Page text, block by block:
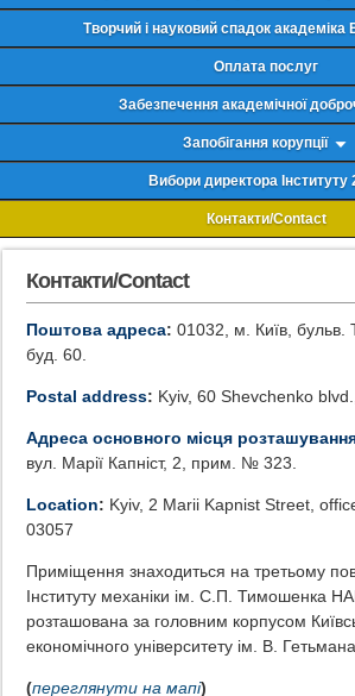
Творчий і науковий спадок
Оплата послуг
Забезпечення академічної
Запобігання корупції
Вибори директора Інституту
Контакти/Contact
Контакти/Contact
Поштова адреса: 01032, м. Київ, бульв.
буд. 60.
Postal address: Kyiv, 60 Shevchenko
Адреса основного місця
вул. Марії Капніст, 2, прим. № 323.
Location: Kyiv, 2 Marii Kapnist Street,
03057
Приміщення знаходиться на третьому
Інституту механіки ім. С.П. Тимошенка
розташована за головним корпусом
економічного університету ім. В. Гетьмана.
(переглянути на мапі)